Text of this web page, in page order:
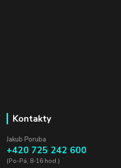
Kontakty
Jakub Poruba
+420 725 242 600
(Po-Pá, 8-16 hod.)